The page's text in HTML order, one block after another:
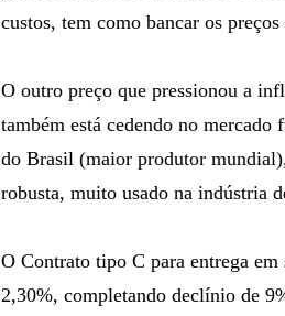
custos, tem como bancar os
O outro preço que pressionou a
também está cedendo no mercado
do Brasil (maior produtor
robusta, muito usado na indústria
O Contrato tipo C para entrega
2,30%, completando declínio de